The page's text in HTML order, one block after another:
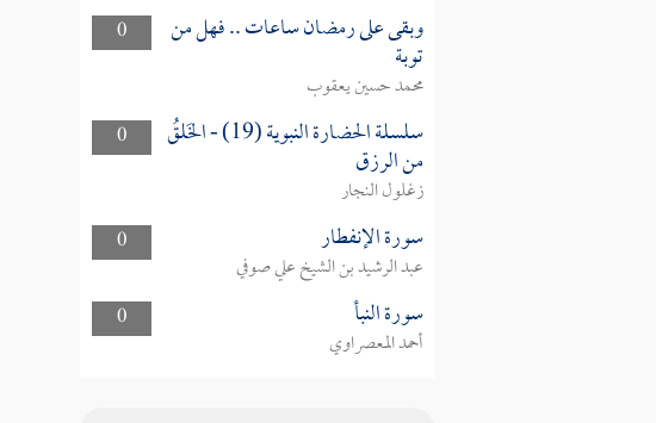
0 وبقى على رمضان ساعات .. فهل من
توبة
محمد حسين يعقوب
0
سلسلة الحضارة النبوية (19) - الخَلقُ
من الرزق
زغلول النجار
0
سورة الإنفطار
عبد الرشيد بن الشيخ علي صوفي
0
سورة النبأ
أحمد المعصراوي